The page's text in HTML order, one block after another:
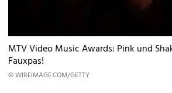
MTV Video Music Awards: Pink und
Fauxpas!
© WIREIMAGE.COM/GETTY